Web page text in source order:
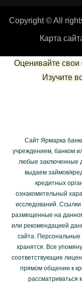
Copyright © All
Карта
Оценивайте
Изучите
Сайт Ярмарка
учреждением, банком
любые заключенные
выдаем займов/
кредитных
ознакомительный
исследований.
размещенные на
или рекомендацией
сайта.
хранятся. Все
соответствующие
прямом общении к
рассматриваться